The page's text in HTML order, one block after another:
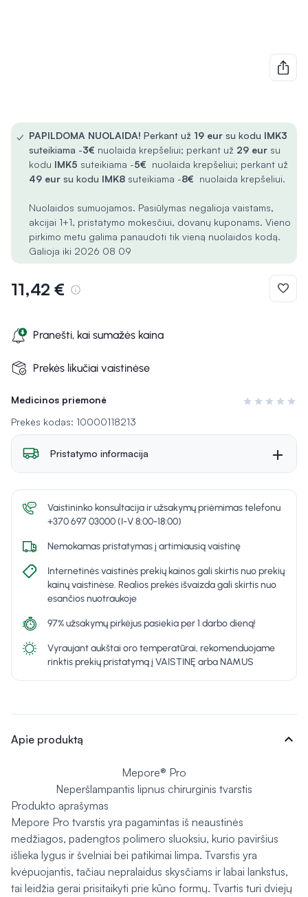
Medicinos priemonė
Įvertinimas 0
Prekės kodas: 10000118213
✓ PAPILDOMA NUOLAIDA! Perkant už 19 eur su kodu IMK3
suteikiama -3€ nuolaida krepšeliui; perkant už 29 eur su
kodu IMK5 suteikiama -5€ nuolaida krepšeliui; perkant už
49 eur su kodu IMK8 suteikiama -8€ nuolaida krepšeliui.
Nuolaidos sumuojamos. Pasiūlymas negalioja vaistams,
akcijai 1+1, pristatymo mokesčiui, dovanų kuponams. Vieno
pirkimo metu galima panaudoti tik vieną nuolaidos kodą.
Galioja iki 2026 08 09
11,42 €
Pranešti, kai sumažės kaina
Prekės likučiai vaistinėse
Pristatymo informacija
Vaistininko konsultacija ir užsakymų priėmimas telefonu
+370 697 03000 (I-V 8:00-18:00)
Nemokamas pristatymas į artimiausią vaistinę
Internetinės vaistinės prekių kainos gali skirtis nuo prekių
kainų vaistinėse. Realios prekės išvaizda gali skirtis nuo
esančios nuotraukoje
97% užsakymų pirkėjus pasiekia per 1 darbo dieną!
Vyraujant aukštai oro temperatūrai, rekomenduojame
rinktis prekių pristatymą į VAISTINĘ arba NAMUS
Apie produktą expand_more
Mepore® Pro
Neperšlampantis lipnus chirurginis tvarstis
Produkto aprašymas
Mepore Pro tvarstis yra pagamintas iš neaustinės
medžiagos, padengtos polimero sluoksiu, kurio paviršius
išlieka lygus ir švelniai bei patikimai limpa. Tvarstis yra
kvėpuojantis, tačiau nepralaidus skysčiams ir labai lankstus,
tai leidžia gerai prisitaikyti prie kūno formų. Tvartis turi dviejų